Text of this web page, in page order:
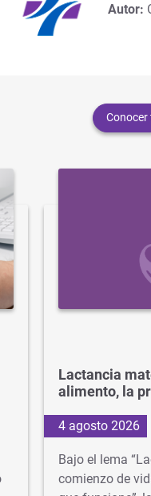
Autor:
Conocer
Lactancia
alimento, la
4 agosto 2026
Bajo el lema
comienzo de